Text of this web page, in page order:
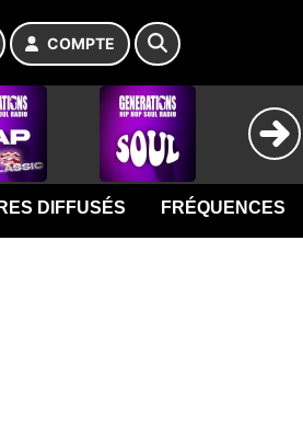
COMPTE
DIFFUSÉS FRÉQUENCES